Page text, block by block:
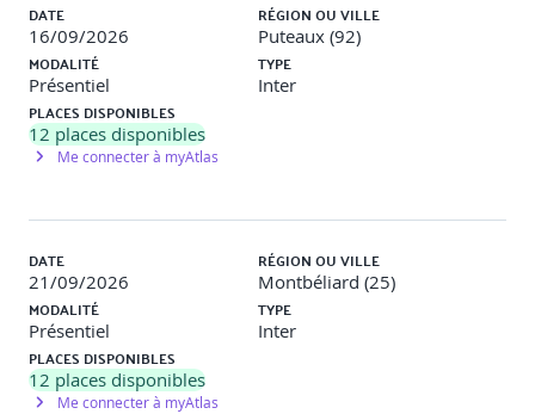
De la logique produit à l’optique client pro.
Intégrer la prévention, le conseil et l’anticipation dans son
argumentaire.
Scénarios inspirés de cas concrets (gestion d’un dossier
sinistre, entretien bilan annuel, révision garanties
multirisque pro, etc.)Travail en binômes, débrief collectif.
Outils digitaux pour enrichir le rebond commercial
DATE
16/09/2026
RÉGION OU VILLE
Puteaux (92)
MODALITÉ
Présentiel
TYPE
Inter
PLACES DISPONIBLES
12 places disponibles
Me connecter à myAtlas
DATE
21/09/2026
RÉGION OU VILLE
Montbéliard (25)
MODALITÉ
Présentiel
TYPE
Inter
PLACES DISPONIBLES
12 places disponibles
Me connecter à myAtlas